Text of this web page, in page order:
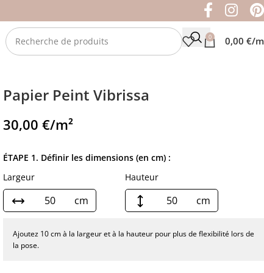
0 0,00 €/
Papier Peint Vibrissa
30,00 €/m²
ÉTAPE 1. Définir les dimensions (en cm) :
Largeur
cm
Hauteur
cm
Ajoutez 10 cm à la largeur et à la hauteur pour plus de flexibilité lors de
la pose.